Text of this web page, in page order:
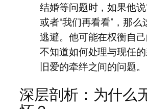
结婚等问题时，如果他说
或者“我们再看看”，那
逃避。他可能在权衡自
不知道如何处理与现任
旧爱的牵绊之间的问题。
深层剖析：为什么